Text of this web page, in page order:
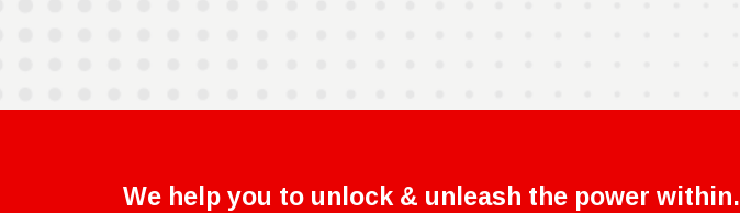
We help you to unlock & unleash the power within.